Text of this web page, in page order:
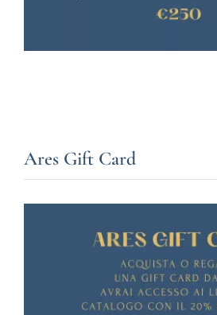
Ares Gift Card